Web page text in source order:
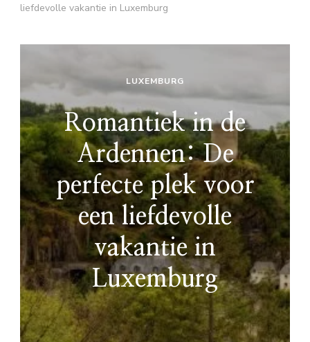
liefdevolle vakantie in Luxemburg
LUXEMBURG
Romantiek in de
Ardennen: De
perfecte plek voor
een liefdevolle
vakantie in
Luxemburg